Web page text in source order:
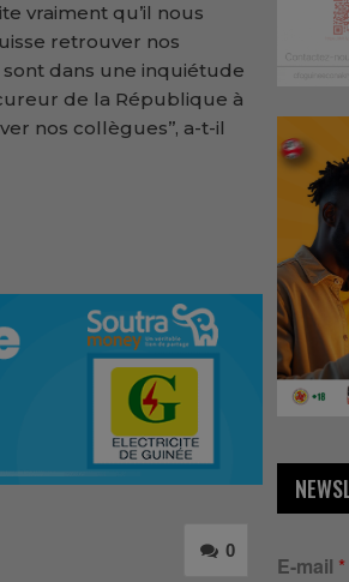
vraiment qu’il nous
retrouver nos
dans une inquiétude
de la République à
nos collègues’’, a-t-il
0
E-mail *